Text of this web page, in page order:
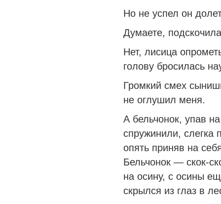
Но не успел он
Думаете,
Нет, лисица
голову бросилась
Громкий смех
не оглушил меня.
А бельчонок, упав
спружинили, слегка
опять приняв на
Бельчонок — скок-
на осину, с осины
скрылся из глаз в